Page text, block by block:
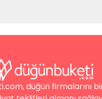
düğün firmalarını